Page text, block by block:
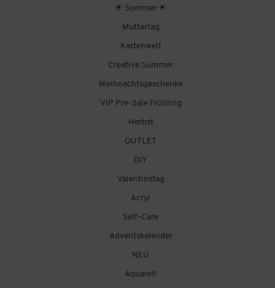
☀ Sommer ☀
Muttertag
Kartenwelt
Creative Summer
Weihnachtsgeschenke
VIP Pre-Sale Frühling
Herbst
OUTLET
DIY
Valentinstag
Acryl
Self-Care
Adventskalender
NEU
Aquarell